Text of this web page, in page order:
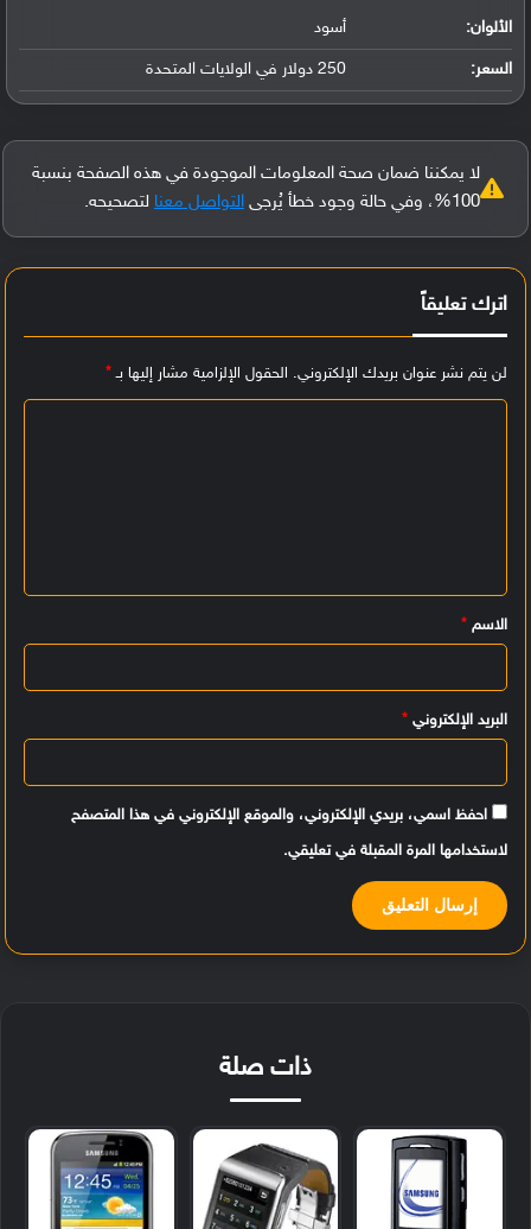
الألوان: أسود
السعر: 250 دولار في الولايات المتحدة
لا يمكننا ضمان صحة المعلومات الموجودة في هذه الصفحة بنسبة
100%، وفي حالة وجود خطأ يُرجى
التواصل معنا لتصحيحه.
اترك تعليقاً
لن يتم نشر عنوان بريدك الإلكتروني. الحقول الإلزامية مشار إليها بـ*
ي
ق
الاسم *
البريد الإلكتروني *
احفظ اسمي، بريدي الإلكتروني، والموقع الإلكتروني في هذا المتصفح
لاستخدامها المرة المقبلة في تعليقي.
ذات صلة